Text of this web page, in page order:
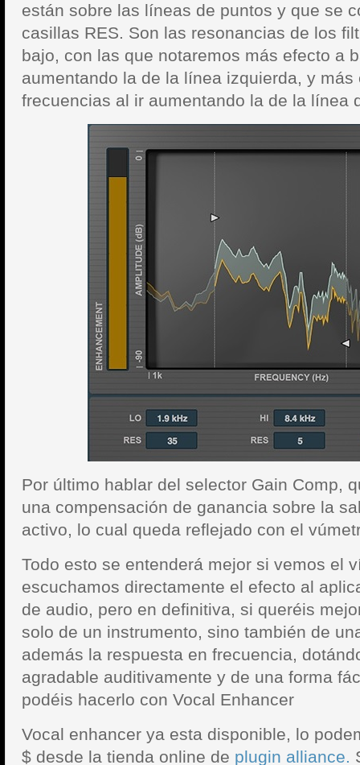
están sobre las líneas de puntos y que se
casillas RES. Son las resonancias de los
bajo, con las que notaremos más efecto a
aumentando la de la línea izquierda, y más
frecuencias al ir aumentando la de la línea
Por último hablar del selector Gain Comp,
una compensación de ganancia sobre la
activo, lo cual queda reflejado con el
Todo esto se entenderá mejor si vemos el
escuchamos directamente el efecto al
de audio, pero en definitiva, si queréis
solo de un instrumento, sino también de
además la respuesta en frecuencia,
agradable auditivamente y de una forma
podéis hacerlo con Vocal Enhancer
Vocal enhancer ya esta disponible, lo
$ desde la tienda online de plugin alliance.